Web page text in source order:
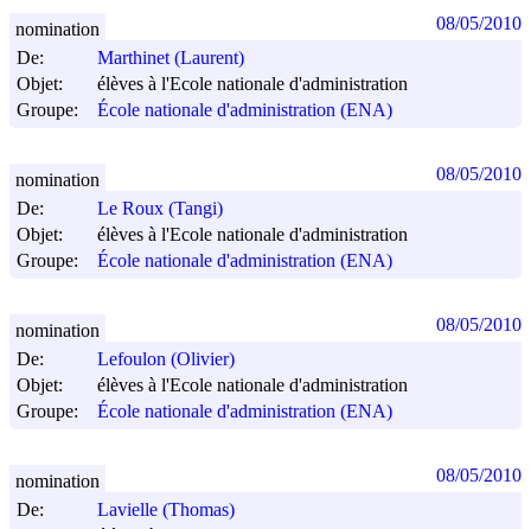
De:
Marthinet (Laurent)
Objet:
élèves à l'Ecole nationale d'administration
Groupe:
École nationale d'administration (ENA)
nomination 08/05/2010
De:
Le Roux (Tangi)
Objet:
élèves à l'Ecole nationale d'administration
Groupe:
École nationale d'administration (ENA)
nomination 08/05/2010
De:
Lefoulon (Olivier)
Objet:
élèves à l'Ecole nationale d'administration
Groupe:
École nationale d'administration (ENA)
nomination 08/05/2010
De:
Lavielle (Thomas)
nomination 08/05/2010